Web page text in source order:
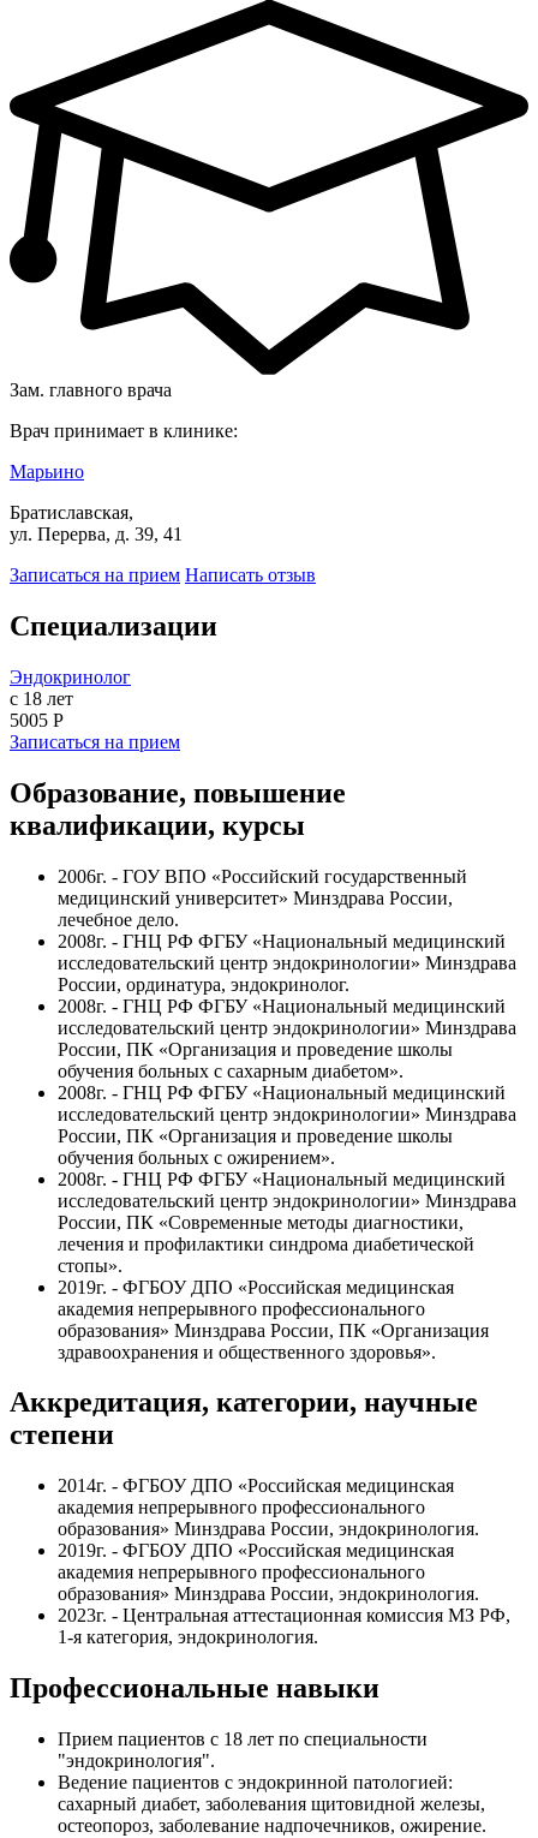
Зам. главного врача
Врач принимает в клинике:
Марьино
Братиславская,
ул. Перерва, д. 39, 41
Записаться на прием Написать отзыв
Специализации
Эндокринолог
с 18 лет
5005 Р
Записаться на прием
Образование, повышение
квалификации, курсы
2006г. - ГОУ ВПО «Российский государственный
медицинский университет» Минздрава России,
лечебное дело.
2008г. - ГНЦ РФ ФГБУ «Национальный медицинский
исследовательский центр эндокринологии» Минздрава
России, ординатура, эндокринолог.
2008г. - ГНЦ РФ ФГБУ «Национальный медицинский
исследовательский центр эндокринологии» Минздрава
России, ПК «Организация и проведение школы
обучения больных с сахарным диабетом».
2008г. - ГНЦ РФ ФГБУ «Национальный медицинский
исследовательский центр эндокринологии» Минздрава
России, ПК «Организация и проведение школы
обучения больных с ожирением».
2008г. - ГНЦ РФ ФГБУ «Национальный медицинский
исследовательский центр эндокринологии» Минздрава
России, ПК «Современные методы диагностики,
лечения и профилактики синдрома диабетической
стопы».
2019г. - ФГБОУ ДПО «Российская медицинская
академия непрерывного профессионального
образования» Минздрава России, ПК «Организация
здравоохранения и общественного здоровья».
Аккредитация, категории, научные
степени
2014г. - ФГБОУ ДПО «Российская медицинская
академия непрерывного профессионального
образования» Минздрава России, эндокринология.
2019г. - ФГБОУ ДПО «Российская медицинская
академия непрерывного профессионального
образования» Минздрава России, эндокринология.
2023г. - Центральная аттестационная комиссия МЗ РФ,
1-я категория, эндокринология.
Профессиональные навыки
Прием пациентов с 18 лет по специальности
"эндокринология".
Ведение пациентов с эндокринной патологией:
сахарный диабет, заболевания щитовидной железы,
остеопороз, заболевание надпочечников, ожирение.